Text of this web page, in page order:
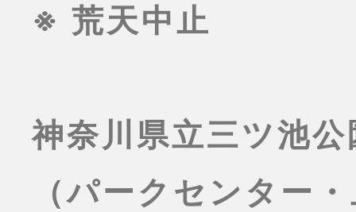
※ 荒天中止
神奈川県立三ツ池公
（パークセンター